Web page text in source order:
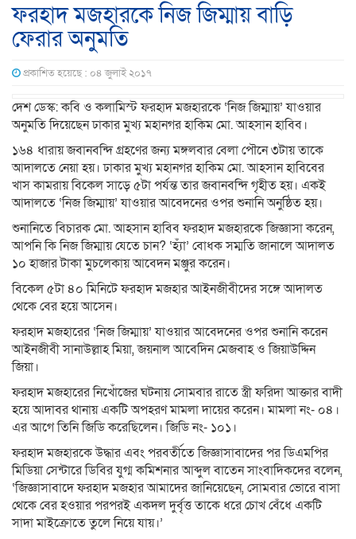
ফরহাদ মজহারকে নিজ জিম্মায় বাড়ি
ফেরার অনুমতি
প্রকাশিত হয়েছে : ০৪ জুলাই ২০১৭
দেশ ডেস্ক: কবি ও কলামিস্ট ফরহাদ মজহারকে ‘নিজ জিম্মায়’ যাওয়ার
অনুমতি দিয়েছেন ঢাকার মুখ্য মহানগর হাকিম মো. আহসান হাবিব।
১৬৪ ধারায় জবানবন্দি গ্রহণের জন্য মঙ্গলবার বেলা পৌনে ৩টায় তাকে
আদালতে নেয়া হয়। ঢাকার মুখ্য মহানগর হাকিম মো. আহসান হাবিবের
খাস কামরায় বিকেল সাড়ে ৫টা পর্যন্ত তার জবানবন্দি গৃহীত হয়। একই
আদালতে ‘নিজ জিম্মায়’ যাওয়ার আবেদনের ওপর শুনানি অনুষ্ঠিত হয়।
শুনানিতে বিচারক মো. আহসান হাবিব ফরহাদ মজহারকে জিজ্ঞাসা করেন,
আপনি কি নিজ জিম্মায় যেতে চান? ‘হ্যাঁ’ বোধক সম্মতি জানালে আদালত
১০ হাজার টাকা মুচলেকায় আবেদন মঞ্জুর করেন।
বিকেল ৫টা ৪০ মিনিটে ফরহাদ মজহার আইনজীবীদের সঙ্গে আদালত
থেকে বের হয়ে আসেন।
ফরহাদ মজহারের ‘নিজ জিম্মায়’ যাওয়ার আবেদনের ওপর শুনানি করেন
আইনজীবী সানাউল্লাহ মিয়া, জয়নাল আবেদিন মেজবাহ ও জিয়াউদ্দিন
জিয়া।
ফরহাদ মজহারের নিখোঁজের ঘটনায় সোমবার রাতে স্ত্রী ফরিদা আক্তার বাদী
হয়ে আদাবর থানায় একটি অপহরণ মামলা দায়ের করেন। মামলা নং- ০৪।
এর আগে তিনি জিডি করেছিলেন। জিডি নং- ১০১।
ফরহাদ মজহারকে উদ্ধার এবং পরবর্তীতে জিজ্ঞাসাবাদের পর ডিএমপির
মিডিয়া সেন্টারে ডিবির যুগ্ম কমিশনার আব্দুল বাতেন সাংবাদিকদের বলেন,
‘জিজ্ঞাসাবাদে ফরহাদ মজহার আমাদের জানিয়েছেন, সোমবার ভোরে বাসা
থেকে বের হওয়ার পরপরই একদল দুর্বৃত্ত তাকে ধরে চোখ বেঁধে একটি
সাদা মাইক্রোতে তুলে নিয়ে যায়।’